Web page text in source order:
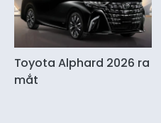
Toyota Alphard 2026 ra
mắt